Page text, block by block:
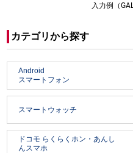
入力例（
カテゴリから探す
Android
スマートフォン
スマートウォッチ
ドコモ らくらくホン・あんし
んスマホ